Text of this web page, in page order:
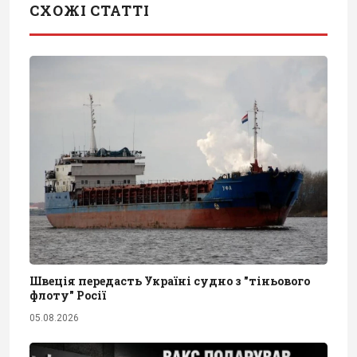
СХОЖІ СТАТТІ
Швеція передасть Україні судно з "тіньового
флоту" Росії
05.08.2026